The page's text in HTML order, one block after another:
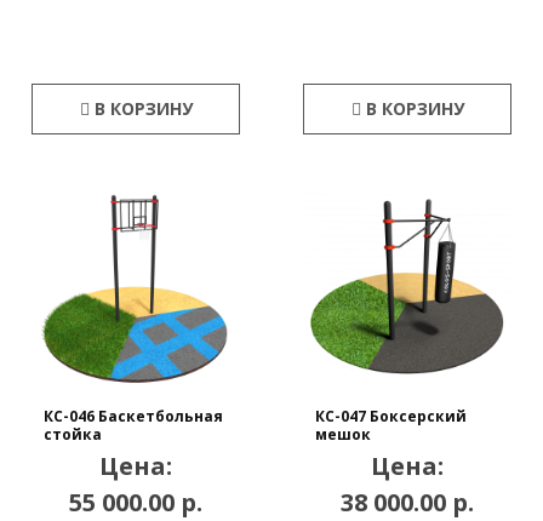
В КОРЗИНУ В КОРЗИНУ
КС-046 Баскетбольная
стойка
Цена:
55 000.00 р.
КС-047 Боксерский
мешок
Цена:
38 000.00 р.